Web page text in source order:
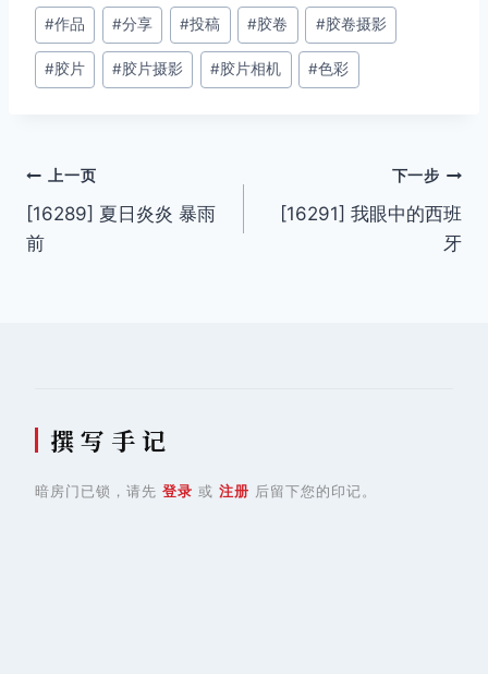
文
章
标
#作品 #分享 #投稿 #胶卷 #胶卷摄影
#胶片 #胶片摄影 #胶片相机 #色彩
文
章
上一页
[16289] 夏日炎炎 暴雨
前
下一步
[16291] 我眼中的西班
牙
撰 写 手 记
暗房门已锁，请先 登录 或 注册 后留下您的印记。